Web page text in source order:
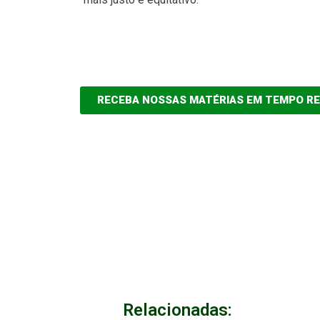
RECEBA NOSSAS MATÉRIAS EM TEMPO
Relacionadas: